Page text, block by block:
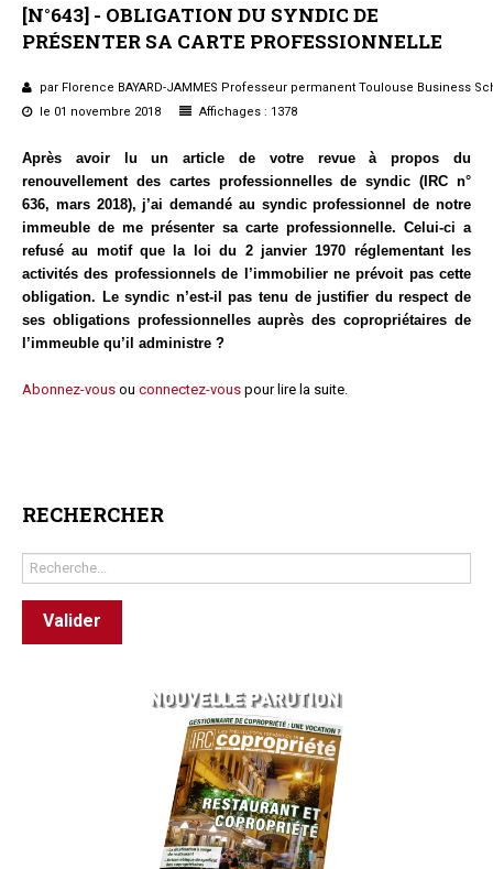
Au Parlement
Gestion et maintenance
Pratique de la copro.
Jurisprudence
Études juridiques
Copro. en difficulté
Formez-vous !
Parole d'experts*
[N°643] - OBLIGATION DU SYNDIC DE
PRÉSENTER SA CARTE PROFESSIONNELLE
par Florence BAYARD-JAMMES Professeur permanent Toulouse Business
le 01 novembre 2018
Affichages : 1378
Après avoir lu un article de votre revue à propos du
renouvellement des cartes professionnelles de syndic (IRC n°
636, mars 2018), j’ai demandé au syndic professionnel de notre
immeuble de me présenter sa carte professionnelle. Celui-ci a
refusé au motif que la loi du 2 janvier 1970 réglementant les
activités des professionnels de l’immobilier ne prévoit pas cette
obligation. Le syndic n’est-il pas tenu de justifier du respect de
ses obligations professionnelles auprès des copropriétaires de
l’immeuble qu’il administre ?
Abonnez-vous ou connectez-vous pour lire la suite.
RECHERCHER
Rechercher
Valider